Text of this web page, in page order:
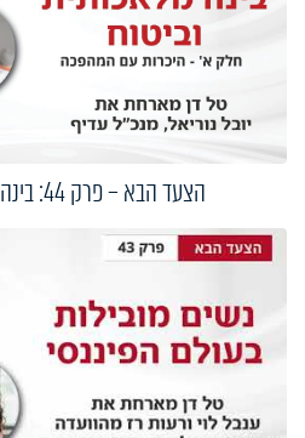
הצעד הבא – פרק 44: בינה מלאכותית וביטוח